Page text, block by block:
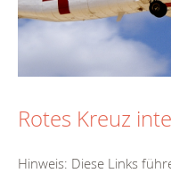
Rotes Kreuz
Hinweis: Diese Links